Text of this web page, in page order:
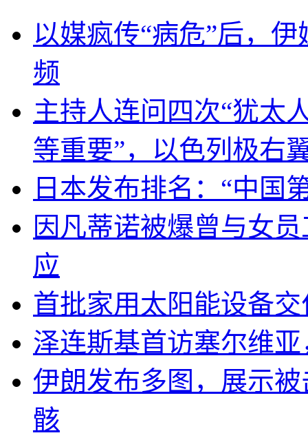
以媒疯传“病危”后，
频
主持人连问四次“犹太
等重要”，以色列极右
日本发布排名：“中国
因凡蒂诺被爆曾与女
应
首批家用太阳能设备
泽连斯基首访塞尔维
伊朗发布多图，展示
骸